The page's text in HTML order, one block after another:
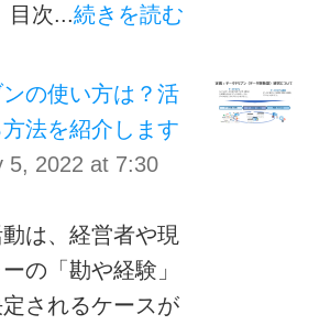
目次...続きを読む
の使い方は？活
法を紹介します
5, 2022 at 7:30
は、経営者や現
の「勘や経験」
されるケースが